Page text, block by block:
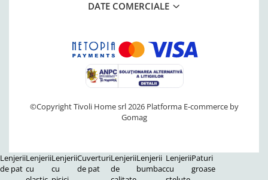
DATE COMERCIALE
©Copyright Tivoli Home srl 2026 Platforma E-commerce by
Gomag
Lenjerii
de pat
Lenjerii
cu
Lenjerii
cu
Cuverturi
de pat
Lenjerii
de
Lenjerii
bumbac
Lenjerii
cu
Paturi
groase